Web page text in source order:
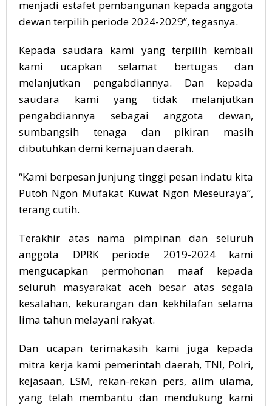
menjadi estafet pembangunan kepada anggota
dewan terpilih periode 2024-2029”, tegasnya.
Kepada saudara kami yang terpilih kembali
kami ucapkan selamat bertugas dan
melanjutkan pengabdiannya. Dan kepada
saudara kami yang tidak melanjutkan
pengabdiannya sebagai anggota dewan,
sumbangsih tenaga dan pikiran masih
dibutuhkan demi kemajuan daerah.
“Kami berpesan junjung tinggi pesan indatu kita
Putoh Ngon Mufakat Kuwat Ngon Meseuraya”,
terang cutih.
Terakhir atas nama pimpinan dan seluruh
anggota DPRK periode 2019-2024 kami
mengucapkan permohonan maaf kepada
seluruh masyarakat aceh besar atas segala
kesalahan, kekurangan dan kekhilafan selama
lima tahun melayani rakyat.
Dan ucapan terimakasih kami juga kepada
mitra kerja kami pemerintah daerah, TNI, Polri,
kejasaan, LSM, rekan-rekan pers, alim ulama,
yang telah membantu dan mendukung kami